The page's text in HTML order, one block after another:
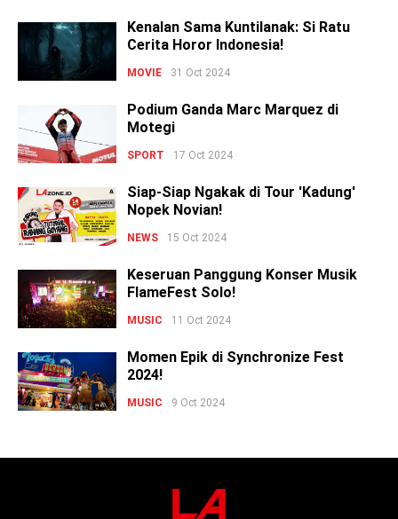
Kenalan Sama Kuntilanak: Si Ratu
Cerita Horor Indonesia!
MOVIE 31 Oct 2024
Podium Ganda Marc Marquez di
Motegi
SPORT 17 Oct 2024
Siap-Siap Ngakak di Tour 'Kadung'
Nopek Novian!
NEWS 15 Oct 2024
Keseruan Panggung Konser Musik
FlameFest Solo!
MUSIC 11 Oct 2024
Momen Epik di Synchronize Fest
2024!
MUSIC 9 Oct 2024